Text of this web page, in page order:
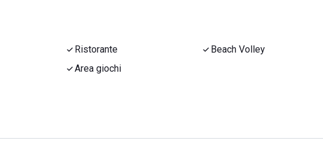
Ristorante
Beach Volley
Area giochi